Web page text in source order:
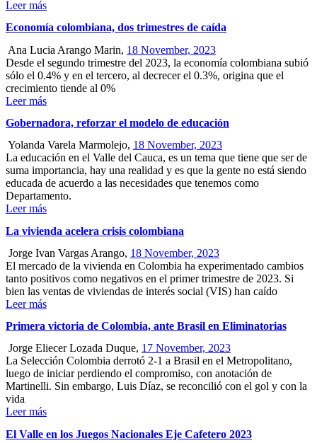
Leer más
Economía colombiana, dos trimestres de caída
Ana Lucia Arango Marin, 18 November, 2023
Desde el segundo trimestre del 2023, la economía colombiana subió
sólo el 0.4% y en el tercero, al decrecer el 0.3%, origina que el
crecimiento tiende al 0%
Leer más
Gobernadora, reforzar el modelo de educación
Yolanda Varela Marmolejo, 18 November, 2023
La educación en el Valle del Cauca, es un tema que tiene que ser de
suma importancia, hay una realidad y es que la gente no está siendo
educada de acuerdo a las necesidades que tenemos como
Departamento.
Leer más
La vivienda acelera crisis colombiana
Jorge Ivan Vargas Arango, 18 November, 2023
El mercado de la vivienda en Colombia ha experimentado cambios
tanto positivos como negativos en el primer trimestre de 2023. Si
bien las ventas de viviendas de interés social (VIS) han caído
Leer más
Primera victoria de Colombia, ante Brasil en Eliminatorias
Jorge Eliecer Lozada Duque, 17 November, 2023
La Selección Colombia derrotó 2-1 a Brasil en el Metropolitano,
luego de iniciar perdiendo el compromiso, con anotación de
Martinelli. Sin embargo, Luis Díaz, se reconcilió con el gol y con la
vida
Leer más
El Valle en los Juegos Nacionales Eje Cafetero 2023